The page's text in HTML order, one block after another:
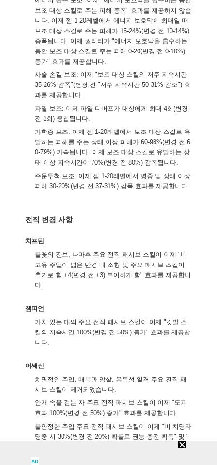
보조 대상 스킬로 주는 피해 증폭" 효과를 제공하지 않습
니다. 이제 젬 1-20레벨에서 에너지 보호막이 최대일 때
보조 대상 스킬로 주는 피해가 15-24%(변경 전 10-14%)
증폭됩니다. 이제 퀄리티가 "에너지 보호막을 흡수하는
동안 보조 대상 스킬로 주는 피해 0-20(변경 전 0-10%)
증가" 효과를 제공합니다.
사술 손길 보조: 이제 "보조 대상 스킬의 저주 지속시간
35-26% 감폭"(변경 전 "저주 지속시간 50-31% 감소") 효
과를 제공합니다.
파열 보조: 이제 파열 디버프가 대상에게 최대 4회(변경
전 3회) 중첩됩니다.
가학증 보조: 이제 젬 1-20레벨에서 보조 대상 스킬로 유
발하는 피해를 주는 상태 이상 피해가 60-98%(변경 전 6
0-79%) 가속됩니다. 이제 보조 대상 스킬로 유발하는 상
태 이상 지속시간이 70%(변경 전 80%) 감폭됩니다.
주문투척 보조: 이제 젬 1-20레벨에서 명중 및 상태 이상
피해 30-20%(변경 전 37-31%) 감폭 효과를 제공합니다.
전직 변경 사항
치프틴
불꽃의 진보, 나마후 주요 전직 패시브 스킬이 이제 "비-
고유 주얼이 넓은 반경 내 소형 및 주요 패시브 스킬이
추가로 힘 +4(변경 전 +3) 부여하게 함" 효과를 제공합니
다.
챔피언
가치 있는 대의 주요 전직 패시브 스킬이 이제 "깃발 스
킬의 지속시간 100%(변경 전 50%) 증가" 효과를 제공합
니다.
어쌔신
치명적인 주입, 매복과 암살, 유독성 일격 주요 전직 패
시브 스킬이 제거되었습니다.
안개 속을 걷는 자 주요 전직 패시브 스킬이 이제 "도피
효과 100%(변경 전 50%) 증가" 효과를 제공합니다.
불안정한 주입 주요 전직 패시브 스킬이 이제 "비-치명타
명중 시 30%(변경 전 20%) 확률로 권능 충전 획득" 및 "
치명타 명중 시 15%(변경 전 10%)의 확률로 권능 충전
AD